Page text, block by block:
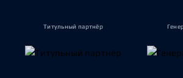
Титульный партнёр